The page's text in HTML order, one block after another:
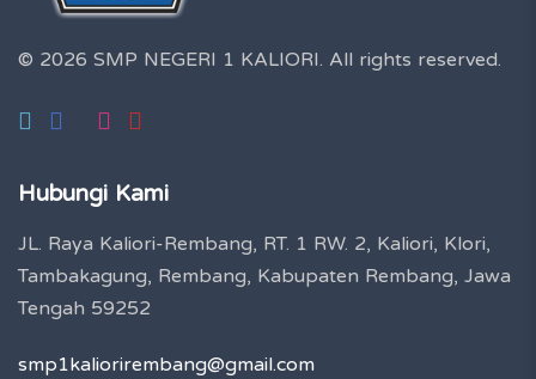
© 2026 SMP NEGERI 1 KALIORI. All rights reserved.
Hubungi Kami
JL. Raya Kaliori-Rembang, RT. 1 RW. 2, Kaliori, Klori,
Tambakagung, Rembang, Kabupaten Rembang, Jawa
Tengah 59252
smp1kaliorirembang@gmail.com